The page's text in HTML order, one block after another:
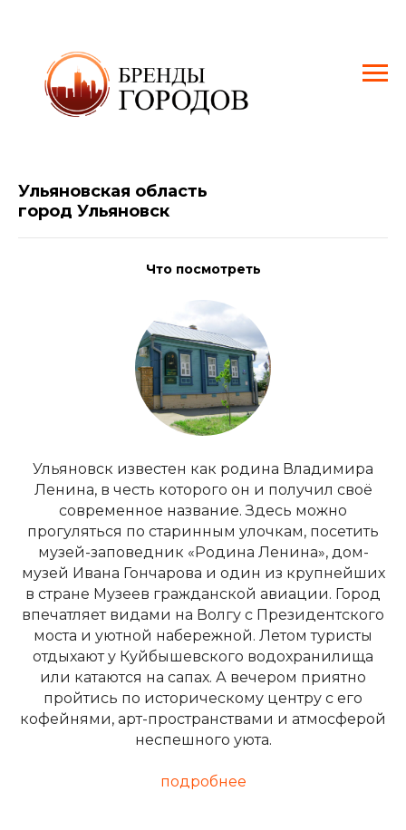
Ульяновская область
город Ульяновск
Что посмотреть
Ульяновск известен как родина Владимира
Ленина, в честь которого он и получил своё
современное название. Здесь можно
прогуляться по старинным улочкам, посетить
музей-заповедник «Родина Ленина», дом-
музей Ивана Гончарова и один из крупнейших
в стране Музеев гражданской авиации. Город
впечатляет видами на Волгу с Президентского
моста и уютной набережной. Летом туристы
отдыхают у Куйбышевского водохранилища
или катаются на сапах. А вечером приятно
пройтись по историческому центру с его
кофейнями, арт-пространствами и атмосферой
неспешного уюта.
подробнее